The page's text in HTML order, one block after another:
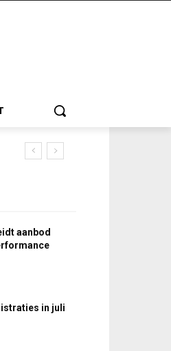
aanbod
in juli